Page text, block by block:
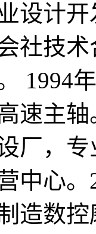
设计
社技
1994
速主
厂，
中心
造数